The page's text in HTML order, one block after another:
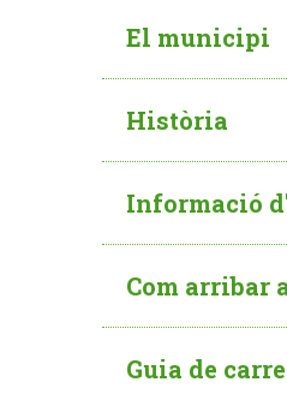
El municipi
Història
Informació
Com arribar
Guia de